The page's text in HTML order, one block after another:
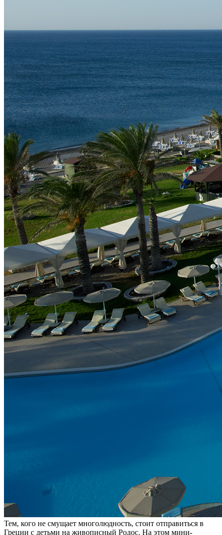
Тем, кого не смущает многолюдность, стоит отправиться в
Греции с детьми на живописный Родос. На этом мини-